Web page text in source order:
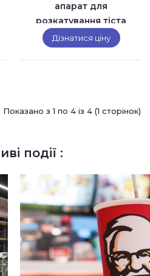
апарат для
розкатування тіста
Sigma T50 (3 фазна)
Дізнатися ціну
Показано з 1 по 4 із 4 (1 сторінок)
події :